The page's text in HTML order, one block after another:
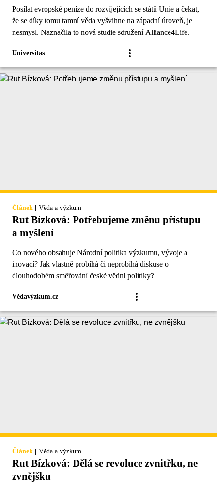
Posílat evropské peníze do rozvíjejících se států Unie a čekat,
že se díky tomu tamní věda vyšvihne na západní úroveň, je
nesmysl. Naznačila to nová studie sdružení Alliance4Life.
Universitas
Článek | Věda a výzkum
Rut Bízková: Potřebujeme změnu přístupu
a myšlení
Co nového obsahuje Národní politika výzkumu, vývoje a
inovací? Jak vlastně probíhá či neprobíhá diskuse o
dlouhodobém směřování české vědní politiky?
Vědavýzkum.cz
Článek | Věda a výzkum
Rut Bízková: Dělá se revoluce zvnitřku, ne
zvnějšku